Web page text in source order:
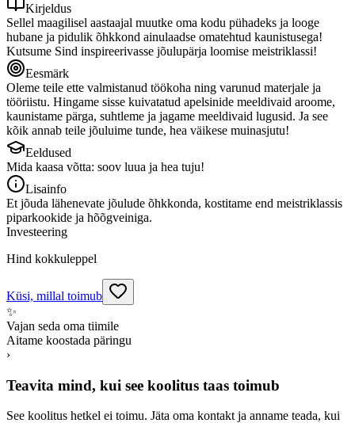
Kirjeldus
Sellel maagilisel aastaajal muutke oma kodu pühadeks ja looge
hubane ja pidulik õhkkond ainulaadse omatehtud kaunistusega!
Kutsume Sind inspireerivasse jõulupärja loomise meistriklassi!
Eesmärk
Oleme teile ette valmistanud töökoha ning varunud materjale ja
tööriistu. Hingame sisse kuivatatud apelsinide meeldivaid aroome,
kaunistame pärga, suhtleme ja jagame meeldivaid lugusid. Ja see
kõik annab teile jõuluime tunde, hea väikese muinasjutu!
Eeldused
Mida kaasa võtta: soov luua ja hea tuju!
Lisainfo
Et jõuda lähenevate jõulude õhkkonda, kostitame end meistriklassis
piparkookide ja hõõgveiniga.
Investeering
Hind kokkuleppel
Küsi, millal toimub
✨
Vajan seda oma tiimile
Aitame koostada päringu
›
Teavita mind, kui see koolitus taas toimub
See koolitus hetkel ei toimu. Jäta oma kontakt ja anname teada, kui